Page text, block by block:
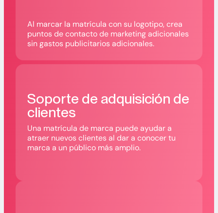
Al marcar la matrícula con su logotipo, crea
puntos de contacto de marketing adicionales
sin gastos publicitarios adicionales.
Soporte de adquisición de
clientes
Una matrícula de marca puede ayudar a
atraer nuevos clientes al dar a conocer tu
marca a un público más amplio.